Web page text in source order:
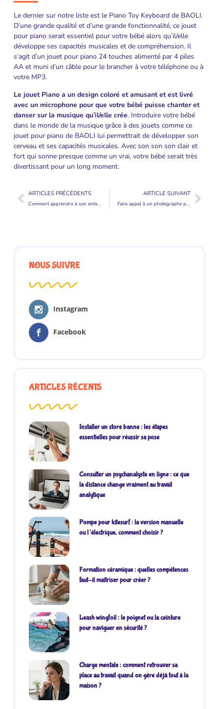
Le dernier sur notre liste est le Piano Toy Keyboard de BAOLI.
D’une grande qualité et d’une grande fonctionnalité, ce jouet
pour piano serait essentiel pour votre bébé alors qu’il/elle
développe ses capacités musicales et de compréhension. Il
s’agit d’un jouet pour piano 24 touches alimenté par 4 piles
AA et muni d’un câble pour le brancher à votre téléphone ou à
votre MP3.
Le jouet Piano a un design coloré et amusant et est livré
avec un microphone pour que votre bébé puisse chanter et
danser sur la musique qu’il/elle crée. Introduire votre bébé
dans le monde de la musique grâce à des jouets comme ce
jouet pour piano de BAOLI lui permettrait de développer son
cerveau et ses capacités musicales. Avec son son son clair et
fort qui sonne presque comme un vrai, votre bébé serait très
divertissant pour un long moment.
ARTICLES PRÉCÉDENTS
Comment apprendre à son enfant à faire du vélo en 15 minutes ?
ARTICLE SUIVANT
Faire appel à un photographe pour bébé pour immortaliser des moments précieux de votre bébé
NOUS SUIVRE
Instagram
Facebook
ARTICLES RÉCENTS
Installer un store banne : les étapes
essentielles pour réussir sa pose
Consulter un psychanalyste en ligne : ce que
la distance change vraiment au travail
analytique
Pompe pour kitesurf : la version manuelle
ou l’électrique, comment choisir ?
Formation céramique : quelles compétences
faut-il maîtriser pour créer ?
Leash wingfoil : le poignet ou la ceinture
pour naviguer en sécurité ?
Charge mentale : comment retrouver sa
place au travail quand on gère déjà tout à la
maison ?